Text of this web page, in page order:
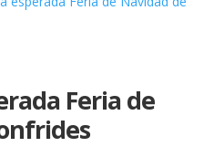
Feria de